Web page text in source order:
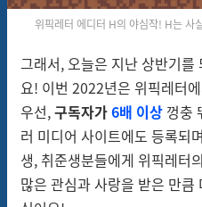
위픽레터 에디터 H의 야심작! H는 사
그래서, 오늘은 지난 상반기를
요! 이번 2022년은 위픽레터
우선,구독자가6배 이상 껑충
러 미디어 사이트에도 등록되
생, 취준생분들에게 위픽레터
많은 관심과 사랑을 받은 만